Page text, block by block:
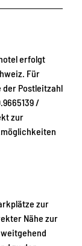
erfolgt
Für
der Postleitzahl
/
zur
zur
Nähe zur